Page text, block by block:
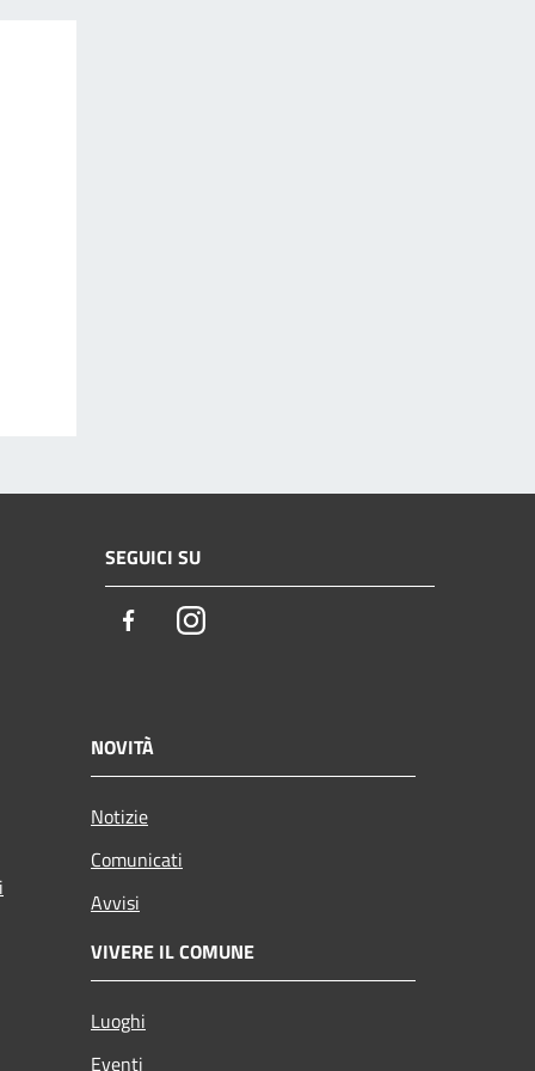
SEGUICI SU
FacebookInstagram
NOVITÀ
Notizie
Comunicati
Avvisi
VIVERE IL COMUNE
Luoghi
Eventi